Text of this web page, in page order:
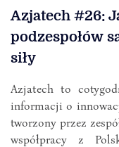
Azjatech #26:
podzespołów
siły
Azjatech to
informacji o
tworzony przez
współpracy z